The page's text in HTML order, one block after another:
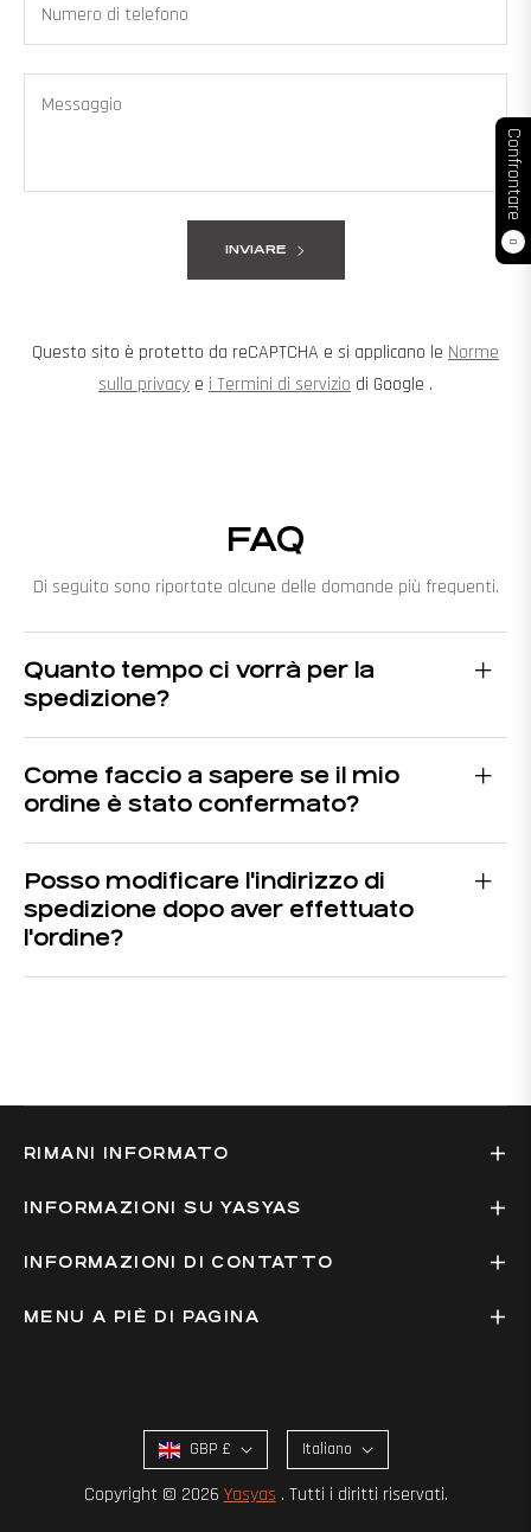
Confrontare
0
Numero di telefono
Messaggio
INVIARE
Questo sito è protetto da reCAPTCHA e si applicano le Norme
sulla privacy e i Termini di servizio di Google .
FAQ
Di seguito sono riportate alcune delle domande più frequenti.
Quanto tempo ci vorrà per la
spedizione?
Come faccio a sapere se il mio
ordine è stato confermato?
Posso modificare l'indirizzo di
spedizione dopo aver effettuato
l'ordine?
RIMANI INFORMATO
INFORMAZIONI SU YASYAS
INFORMAZIONI DI CONTATTO
MENU A PIÈ DI PAGINA
GBP £ Italiano
Copyright © 2026Yasyas. Tutti i diritti riservati.